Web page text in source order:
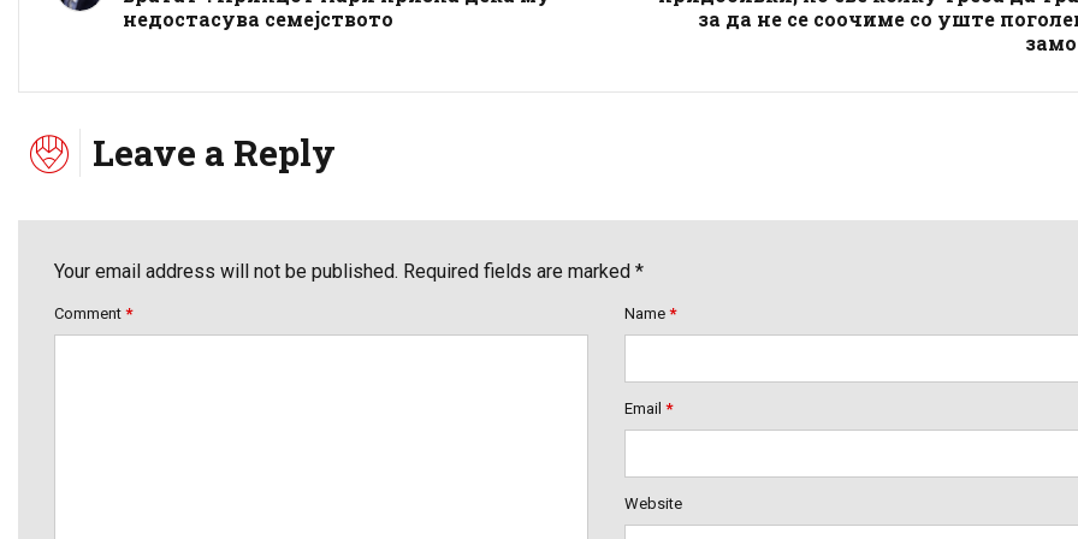
недостасува семејството
за да не се соочиме со уште
Leave a Reply
Your email address will not be published. Required fields are marked *
Comment * Name *
Email *
Website